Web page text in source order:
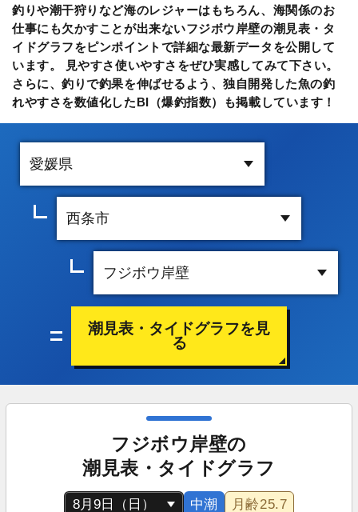
釣りや潮干狩りなど海のレジャーはもちろん、海関係のお
仕事にも欠かすことが出来ないフジボウ岸壁の潮見表・タ
イドグラフをピンポイントで詳細な最新データを公開して
います。 見やすさ使いやすさをぜひ実感してみて下さい。
さらに、釣りで釣果を伸ばせるよう、独自開発した魚の釣
れやすさを数値化したBI（爆釣指数）も掲載しています！
潮見表・タイドグラフを見
る
フジボウ岸壁の
潮見表・タイドグラフ
中潮 月齢25.7